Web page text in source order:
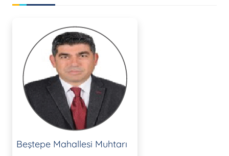
Beştepe Mahallesi Muhtarı